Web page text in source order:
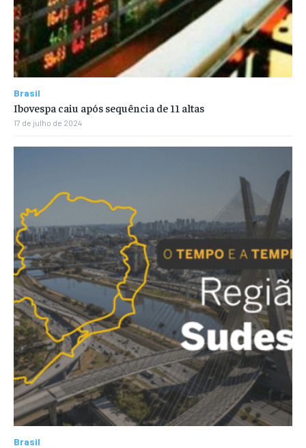
Brasil
Ibovespa caiu após sequência de 11 altas
17 de julho de 2024
Brasil